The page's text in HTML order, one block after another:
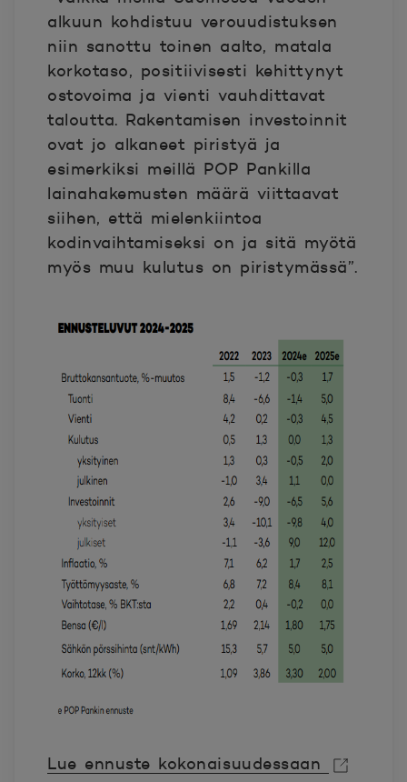
alkuun kohdistuu verouudistuksen
niin sanottu toinen aalto, matala
korkotaso, positiivisesti kehittynyt
ostovoima ja vienti vauhdittavat
taloutta. Rakentamisen investoinnit
ovat jo alkaneet piristyä ja
esimerkiksi meillä POP Pankilla
lainahakemusten määrä viittaavat
siihen, että mielenkiintoa
kodinvaihtamiseksi on ja sitä myötä
myös muu kulutus on piristymässä”.
Lue ennuste kokonaisuudessaan